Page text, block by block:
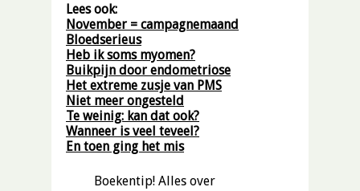
Lees ook:
November = campagnemaand
Bloedserieus
Heb ik soms myomen?
Buikpijn door endometriose
Het extreme zusje van PMS
Niet meer ongesteld
Te weinig: kan dat ook?
Wanneer is veel teveel?
En toen ging het mis
Boekentip! Alles over